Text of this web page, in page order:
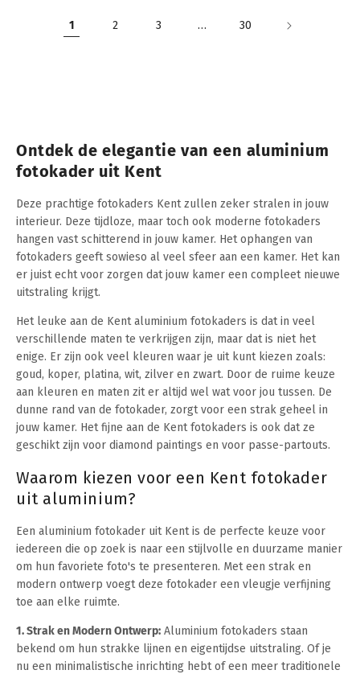
1 2 3 … 30
Ontdek de elegantie van een aluminium
fotokader uit Kent
Deze prachtige fotokaders Kent zullen zeker stralen in jouw
interieur. Deze tijdloze, maar toch ook moderne fotokaders
hangen vast schitterend in jouw kamer. Het ophangen van
fotokaders geeft sowieso al veel sfeer aan een kamer. Het kan
er juist echt voor zorgen dat jouw kamer een compleet nieuwe
uitstraling krijgt.
Het leuke aan de Kent aluminium fotokaders is dat in veel
verschillende maten te verkrijgen zijn, maar dat is niet het
enige. Er zijn ook veel kleuren waar je uit kunt kiezen zoals:
goud, koper, platina, wit, zilver en zwart. Door de ruime keuze
aan kleuren en maten zit er altijd wel wat voor jou tussen. De
dunne rand van de fotokader, zorgt voor een strak geheel in
jouw kamer. Het fijne aan de Kent fotokaders is ook dat ze
geschikt zijn voor diamond paintings en voor passe-partouts.
Waarom kiezen voor een Kent fotokader
uit aluminium?
Een aluminium fotokader uit Kent is de perfecte keuze voor
iedereen die op zoek is naar een stijlvolle en duurzame manier
om hun favoriete foto's te presenteren. Met een strak en
modern ontwerp voegt deze fotokader een vleugje verfijning
toe aan elke ruimte.
1. Strak en Modern Ontwerp: Aluminium fotokaders staan
bekend om hun strakke lijnen en eigentijdse uitstraling. Of je
nu een minimalistische inrichting hebt of een meer traditionele